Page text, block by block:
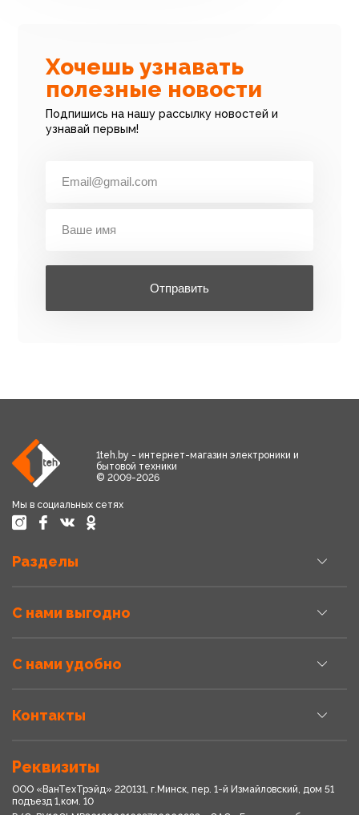
Хочешь узнавать
полезные новости
Подпишись на нашу рассылку новостей и
узнавай первым!
Отправить
1teh.by - интернет-магазин электроники и
бытовой техники
© 2009-2026
Мы в социальных сетях
Разделы
С нами выгодно
С нами удобно
Контакты
Реквизиты
ООО «ВанТехТрэйд» 220131, г.Минск, пер. 1-й Измайловский, дом 51
подъезд 1,ком. 10